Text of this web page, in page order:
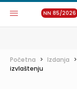
NN 85/2026
Početna > Izdanja >
izvlaštenju